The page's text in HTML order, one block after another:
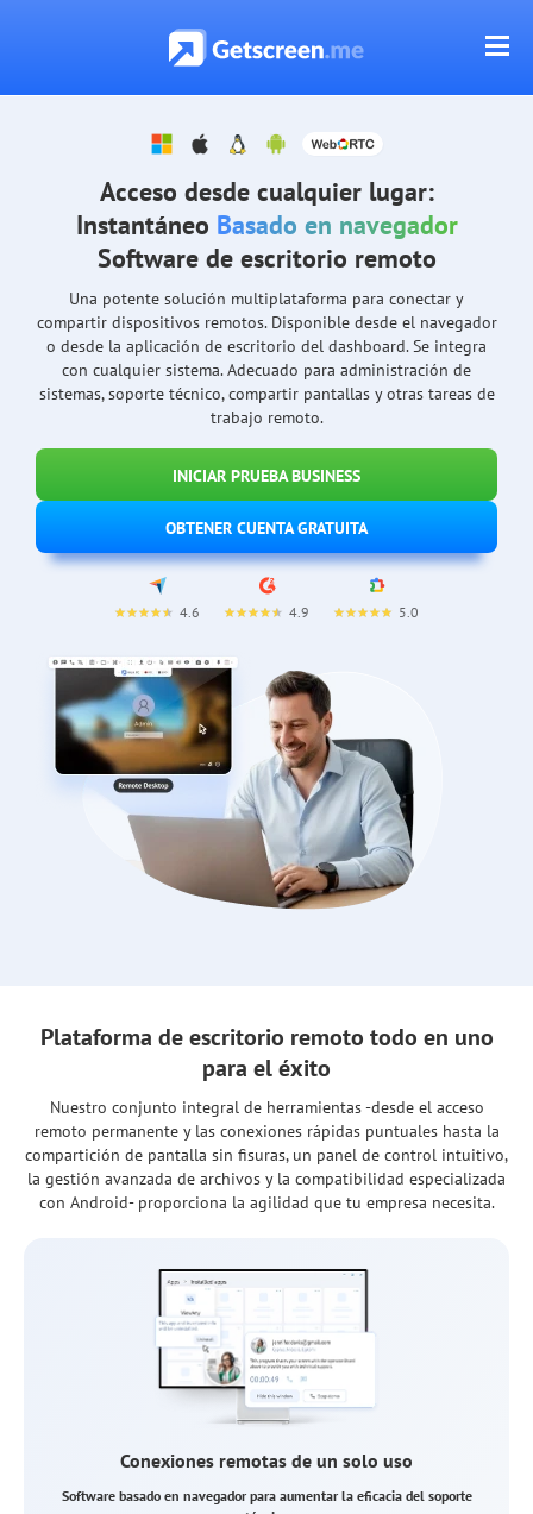
Acceso desde cualquier lugar:
Instantáneo Basado en navegador
Software de escritorio remoto
Una potente solución multiplataforma para conectar y
compartir dispositivos remotos. Disponible desde el navegador
o desde la aplicación de escritorio del dashboard. Se integra
con cualquier sistema. Adecuado para administración de
sistemas, soporte técnico, compartir pantallas y otras tareas de
trabajo remoto.
INICIAR PRUEBA BUSINESS
OBTENER CUENTA GRATUITA
4.6 4.9 5.0
Plataforma de escritorio remoto todo en uno
para el éxito
Nuestro conjunto integral de herramientas -desde el acceso
remoto permanente y las conexiones rápidas puntuales hasta la
compartición de pantalla sin fisuras, un panel de control intuitivo,
la gestión avanzada de archivos y la compatibilidad especializada
con Android- proporciona la agilidad que tu empresa necesita.
Acceso permanente remoto
Solución integral para la administración de TI profesional